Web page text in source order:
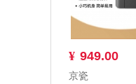
¥ 949.00
京瓷